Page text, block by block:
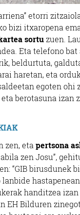
etorri
bizi itxaropena
sortu zuen.
Eta telefono
beldurtuta,
haretan, eta
egoten ohi
berotasuna izan
zen, eta pertsona
zen Josu”,
“GIB birusdunek
handitzea
EH Bilduren